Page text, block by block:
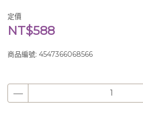
定價
NT$588
商品編號: 4547366068566